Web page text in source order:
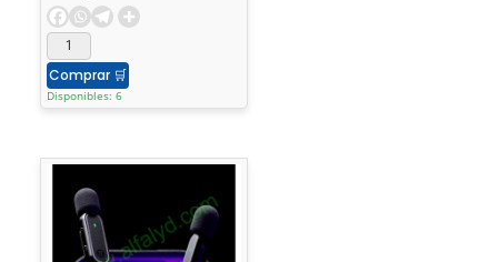
Comprar 🛒
Disponibles: 6